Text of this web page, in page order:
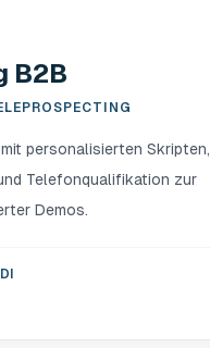
B2B
personalisierten Skripten,
Telefonqualifikation zur
Demos.